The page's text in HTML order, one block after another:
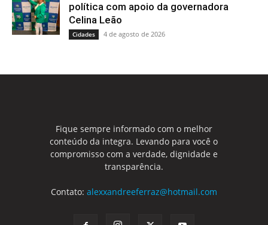
política com apoio da governadora
Celina Leão
Cidades 4 de agosto de 2026
Fique sempre informado com o melhor
conteúdo da integra. Levando para você o
compromisso com a verdade, dignidade e
transparência.
Contato: alexxandreeferraz@hotmail.com